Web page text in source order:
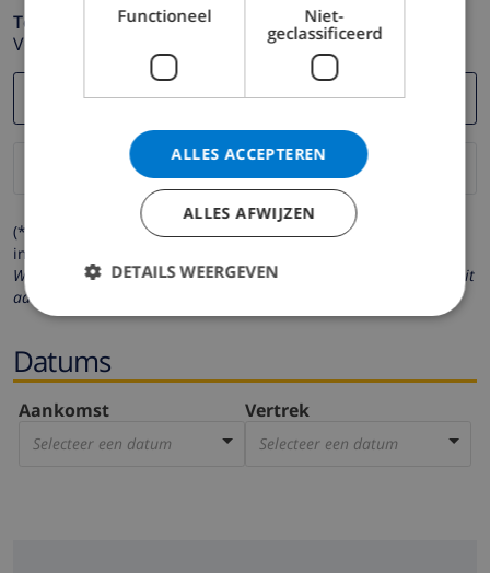
Telefoonnummer *
Voor het geval dat uw e-mail adres niet correct werkt.
(* de velden met een sterretje moeten verplicht worden
ingevuld )
Wij respecteren uw privacy. Uw persoonlijke gegevens worden nooit
aan derden verstrekt.
Datums
Aankomst
Selecteer een datum
Vertrek
Selecteer een datum
Functioneel
Niet-
geclassificeerd
ALLES ACCEPTEREN
ALLES AFWIJZEN
DETAILS WEERGEVEN